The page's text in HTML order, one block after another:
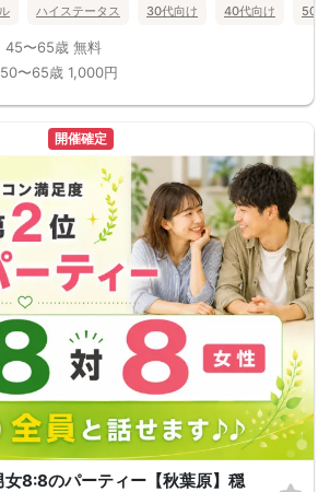
ハイステータス 30代向け 40代向け 50
45〜65歳 無料
50〜65歳 1,000円
開催確定
女8:8のパーティー【秋葉原】穏